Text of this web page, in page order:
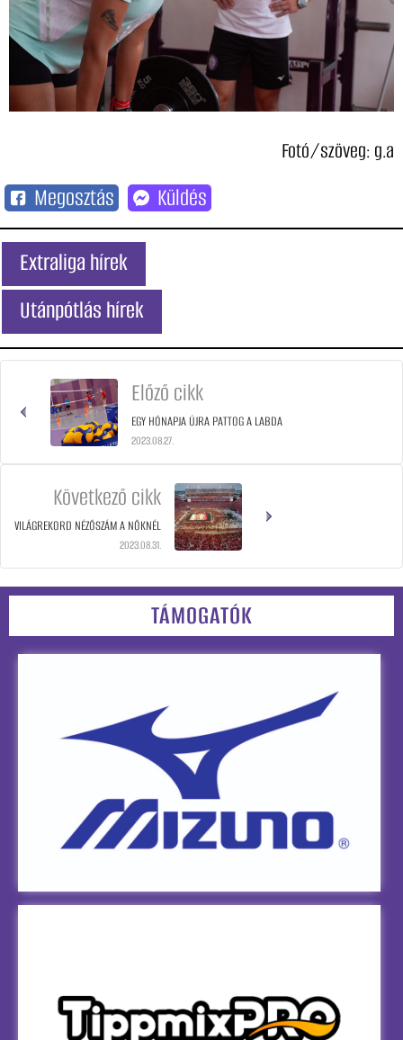
Fotó/szöveg: g.a
Megosztás Küldés
Extraliga hírek
Utánpótlás hírek
Előző cikk
2023.08.27.
EGY HÓNAPJA ÚJRA PATTOG A LABDA
Következő cikk
2023.08.31.
VILÁGREKORD NÉZŐSZÁM A NŐKNÉL
TÁMOGATÓK